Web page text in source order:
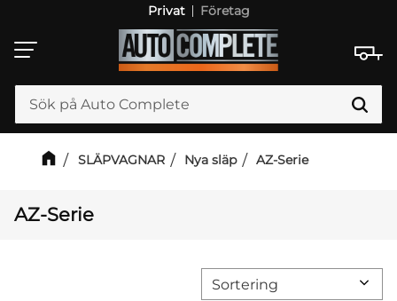
Meny
Privat Företag
SLÄPVAGNAR Nya släp AZ-Serie
AZ-Serie
Välj sortering